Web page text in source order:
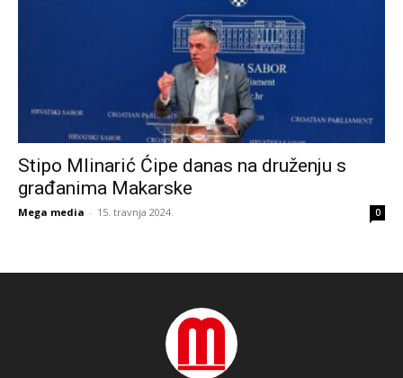
Stipo Mlinarić Ćipe danas na druženju s
građanima Makarske
Mega media - 15. travnja 2024. 0